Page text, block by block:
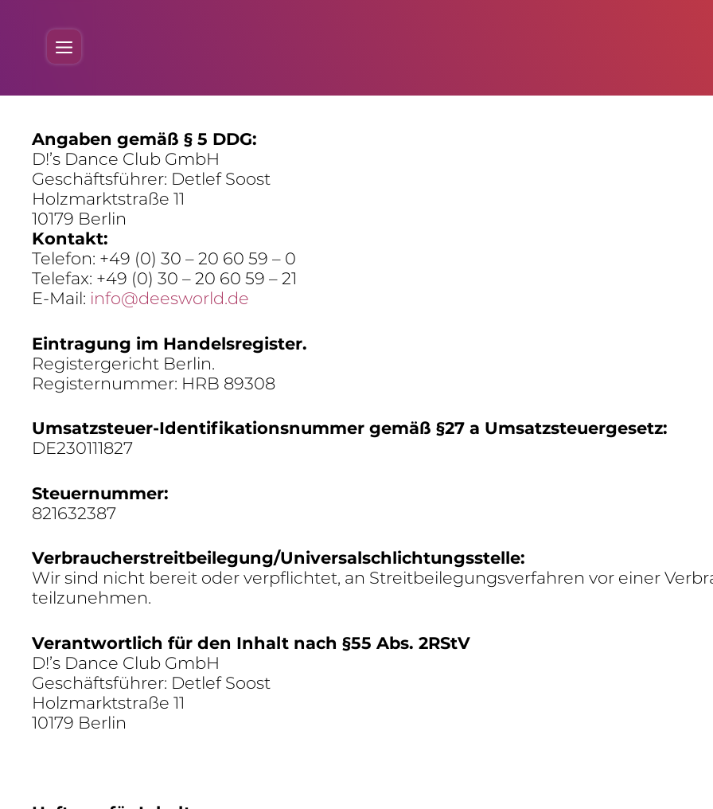
content
Angaben gemäß § 5 DDG:
D!’s Dance Club GmbH
Geschäfts­führer: Detlef Soost
Holz­markt­straße 11
10179 Berlin
Kontakt:
Telefon: +49 (0) 30 – 20 60 59 – 0
Telefax: +49 (0) 30 – 20 60 59 – 21
E-Mail: info@deesworld.de
Eintra­gung im Handelsregister.
Regis­ter­ge­richt Berlin.
Regis­ter­nummer: HRB 89308
Umsatz­steuer-Iden­ti­fi­ka­ti­ons­nummer gemäß §27 a Umsatzsteuergesetz:
DE230111827
Steu­er­nummer:
821632387
Verbraucherstreitbeilegung/Universalschlichtungsstelle:
Wir sind nicht bereit oder verpflichtet, an Streit­bei­le­gungs­ver­fahren vor einer
teilzunehmen.
Verant­wort­lich für den Inhalt nach §55 Abs. 2RStV
D!’s Dance Club GmbH
Geschäfts­führer: Detlef Soost
Holz­markt­straße 11
10179 Berlin